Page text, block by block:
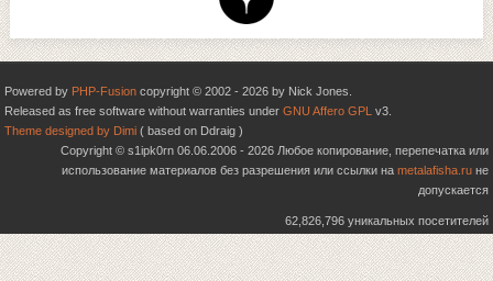
Powered by PHP-Fusion copyright © 2002 - 2026 by Nick Jones.
Released as free software without warranties under GNU Affero GPL v3.
Theme designed by Dimi ( based on Ddraig )
Copyright © s1ipk0rn 06.06.2006 - 2026 Любое копирование, перепечатка или
использование материалов без разрешения или ссылки на metalafisha.ru не
допускается
62,826,796 уникальных посетителей